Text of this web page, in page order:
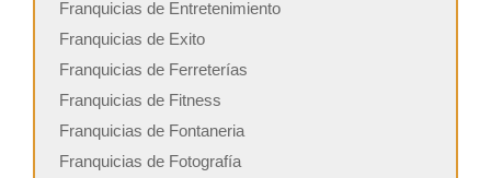
Franquicias de Entretenimiento
Franquicias de Exito
Franquicias de Ferreterías
Franquicias de Fitness
Franquicias de Fontaneria
Franquicias de Fotografía